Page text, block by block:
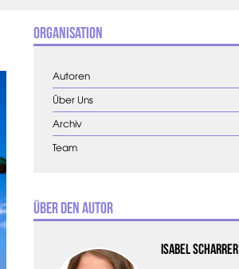
Organisation
Autoren
Über Uns
Archiv
Team
Über den Autor
Isabel Scharrer